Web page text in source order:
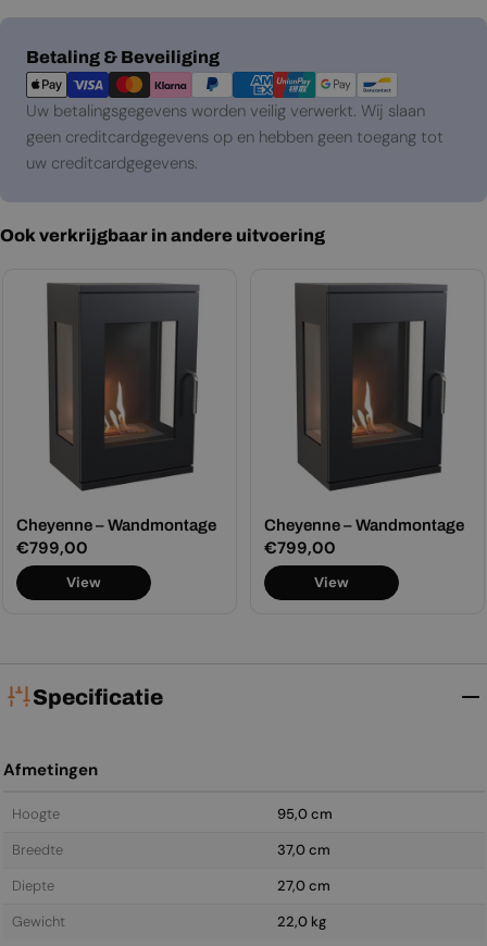
Betaling & Beveiliging
Betaalmethoden
Uw betalingsgegevens worden veilig verwerkt. Wij slaan
geen creditcardgegevens op en hebben geen toegang tot
uw creditcardgegevens.
Ook verkrijgbaar in andere uitvoering
Cheyenne – Wandmontage
Normale
prijs
€799,00
View
Cheyenne – Wandmontage
Normale
prijs
€799,00
View
Specificatie
Afmetingen
Hoogte
95,0 cm
Breedte
37,0 cm
Diepte
27,0 cm
Gewicht
22,0 kg